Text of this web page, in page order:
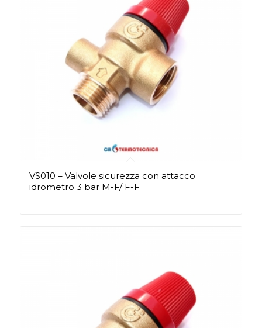
VS010 – Valvole sicurezza con attacco
idrometro 3 bar M-F/ F-F